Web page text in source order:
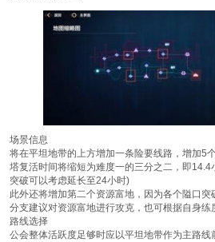
场景信息
将在平坦地带的上方增加一条险要线路，增加5
塔复活时间将缩短为难度一的三分之二，即
突破可以考虑延长至24小时)
此外还将增加第二个资源富地，因为各个隘口
分支建议对资源富地进行攻克，也可根据自身练
路线选择
公会整体活跃度足够时应以平坦地带作为主路